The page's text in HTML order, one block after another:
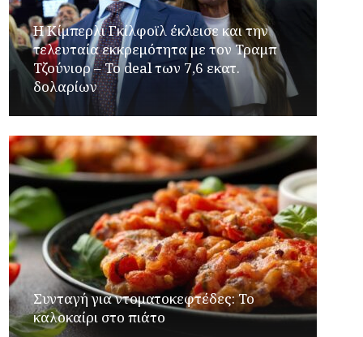
Η Κίμπερλι Γκίλφοϊλ έκλεισε και την
τελευταία εκκρεμότητα με τον Τραμπ
Τζούνιορ – Το deal των 7,6 εκατ.
δολαρίων
Συνταγή για ντοματοκεφτέδες: Το
καλοκαίρι στο πιάτο